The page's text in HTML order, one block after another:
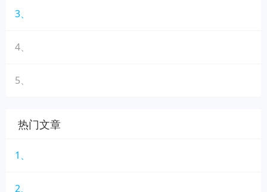
3、
4、
5、
热门文章
1、
2、